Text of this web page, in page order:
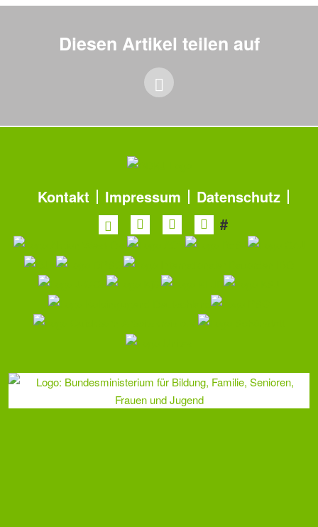
Diesen Artikel teilen auf
Navigation
NavigationKontakt Impressum
Datenschutz
#